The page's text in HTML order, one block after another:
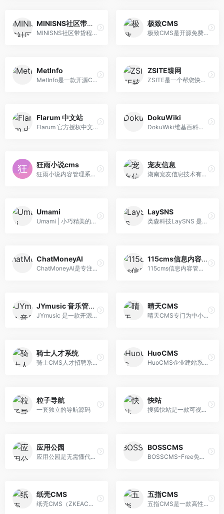
MINISNS社区带货程序
MINISNS社区带货程序-前后端开源的圈子社交解决方案
极致CMS
极致CMS是开源免费的PHPCMS网站内容管理系统，无商业授权，简单易用，提供丰富的插件，帮您实现零基础搭建不同类型网站（企业站，门户站，个人博客站等），是您建站的好帮手。极速建站，就选极致CMS。
MetInfo
MetInfo是一款开源CMS企业建站系统,遵守许可协议即可免费用于商业网站。12年老品牌,支持6种小程序,可视化编辑,多语言,网站模板丰富。
ZSITE臻网
ZSITE是一个帮您快速拓客引流的增长黑客平台，帮您构建属于自己的私域流量，并为您提供专业的一站式企业营销解决方案，实现互联网全网营销。ZSITE(蝉知)专注于网 络营销，功能专业全面，是一款专业的开源免费CMS建站系统。
Flarum 中文站
Flarum 官方授权中文站。Flarum 是一款现代的，优雅的，简洁的，强大的论坛软件。Flarum 让在线交流变得更加轻松愉快。
DokuWiki
DokuWiki维基百科轻量级百科系统不需要数据库即可运行，我个人搭建的wiki就是选用的这个，总的来说需要的功能都有，模板和插件很多，最大的问题是中文资料比较少
狂雨小说cms
狂雨小说内容管理系统（以下简称KYXSCMS）提供一个轻量级小说网站解决方案，基于ThinkPHP5.1+MySQL的技术开发。
宠友信息
湖南宠友信息技术有限公司是一家专注社区交友类产品、企业即时通信软件开发，为企业提供即时通信工具、垂直类内容圈子，自主研发的业界知名友猫产品拥有广大的企 业用户群体" itemprop="description
Umami
Umami | 小巧精美的网站流量统计应用
LaySNS
类森科技LaySNS 是一款轻量级，基于ThinkPHP+Layui架构的集内容管理与社区互动为一体的综合建站系统。
ChatMoneyAI
ChatMoneyAI是专注提供AI系统源代码解决方案的技术团队，ChatMoneyAI目前已开源「ChatMoney-超级全能AI变现系统」、「ChatAI-聊天绘画系统」、「ChatPaper-论文写作系统」，拥有PHP和Java两种语言版本，技术实力强，系统体验好。
115cms信息内容管理系统
115cms信息内容管理系统一套代码，全量发布，APP小程序，h5升级无需从新复杂提交，一套模板一套插件后台直接推送升级
JYmusic 音乐管理程序
JYmusic 是一款开源的跨平台音乐管理系统,采用国内最优秀php框架thinkphp。程序完全免费，稳定，易于扩展且具有超强大负载能力，完全可以满足音乐、DJ、音乐分享 、音乐资讯站等使用
晴天CMS
晴天CMS专门为中小站长解决建站难的问题、一键采集、一键生成静态、一键安装，傻瓜式的建站程序。
骑士人才系统
骑士CMS人才招聘系统是基于PHP+MYSQL的免费网站管理系统源码，提供完善的人才招聘网站建设方案。强大的猎头,校园招聘系统，微信端,小程序,红包职位等更多实用功能
HuoCMS
HuoCMS企业建站系统-集电脑站+手机站+微官网+小程序+APP五站合一，系统支持多语言多区域网站管理系统，操作简单易懂，代码开源无加密，免费开源可商用CMS系统，内设强大的SEO功能助力企业营销推广，企业建站首选HuoCMS！
粒子导航
一套独立的导航源码
快站
搜狐快站是一款可视化建站工具，包括拖拽生成页面，强大的内容管理，丰富美观的模板，适配所有移动设备，一键生成App等功能。我们还提供公众号管理、小程序制作等功能，满足电商、餐饮、娱乐、旅游、教育等多个行业的应用场景，是企业营销必备的强大工具类产品。
应用公园
应用公园是无需懂代码便可进行APP制作、APP开发，手机app制作的平台，10年以上手机软件app开发经验，国家高新技术企业。专业级app开发公司，5分钟快速生成高质量 原生app，支持SaaS云、独立部署、app开发源码交付。
BOSSCMS
BOSSCMS-Free免费开源可商用建站系统(遵循Apache2.0协议发布)。
纸壳CMS
纸壳CMS（ZKEACMS）是ZKEASOFT自主研发的，开源的建站系统，您可以直接使用它来做为您的企业网站，门户网站或者个人网站，博客，或用它做二次定制开发以满足您特 定的需求。
五指CMS
五指CMS是一款高性能的开源内容管理系统，支持LNAMP架构，适合门户网站、企业网站建站、手机网站、微信推广，目前拥有130万安装量！是国内领先的CMS建站品牌！